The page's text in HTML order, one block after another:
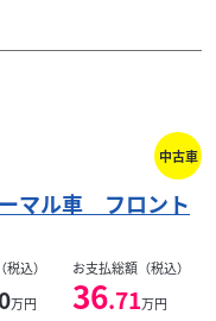
中古車
マル車 フロント
込）
万円
お支払総額（税込）
36.71万円